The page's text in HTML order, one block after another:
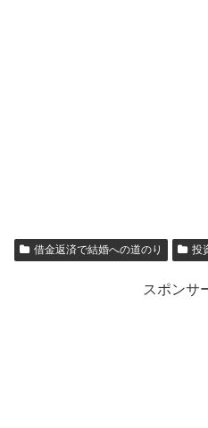
借金返済で結婚への道のり 投
スポンサ